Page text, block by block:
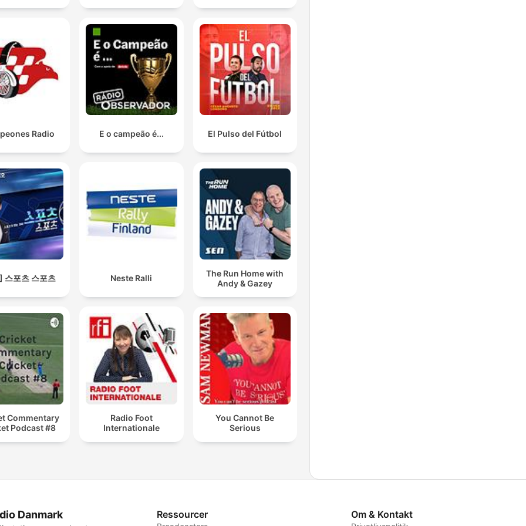
Radio E o campeão é... El Pulso del Fútbol
스포츠 스포츠 Neste Ralli
The Run Home with
Andy & Gazey
Commentary
Podcast #8
Radio Foot
Internationale
You Cannot Be
Serious
Danmark Ressourcer Om & Kontakt